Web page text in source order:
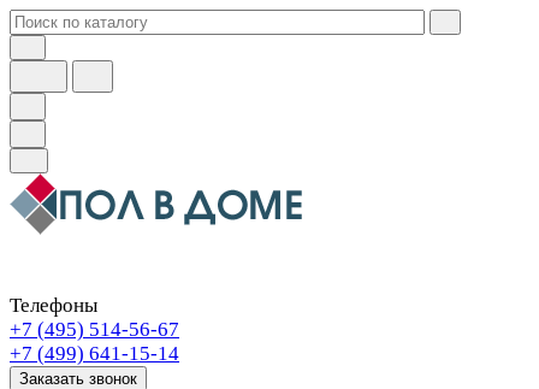
Телефоны
+7 (495) 514-56-67
+7 (499) 641-15-14
Заказать звонок